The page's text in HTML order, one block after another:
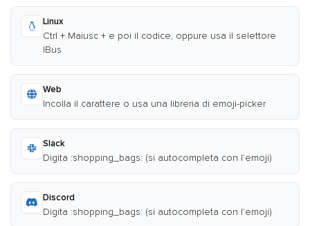
Linux
Ctrl + Maiusc + e poi il codice, oppure usa il selettore
IBus
Web
Incolla il carattere o usa una libreria di emoji-picker
Slack
Digita :shopping_bags: (si autocompleta con l'emoji)
Discord
Digita :shopping_bags: (si autocompleta con l'emoji)